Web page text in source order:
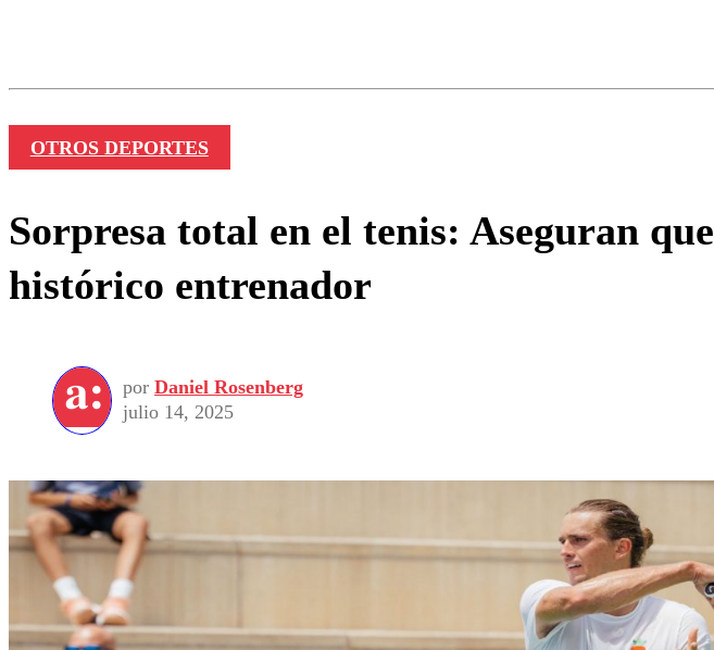
OTROS DEPORTES
Sorpresa total en el tenis: Aseguran
histórico entrenador
por Daniel Rosenberg
julio 14, 2025